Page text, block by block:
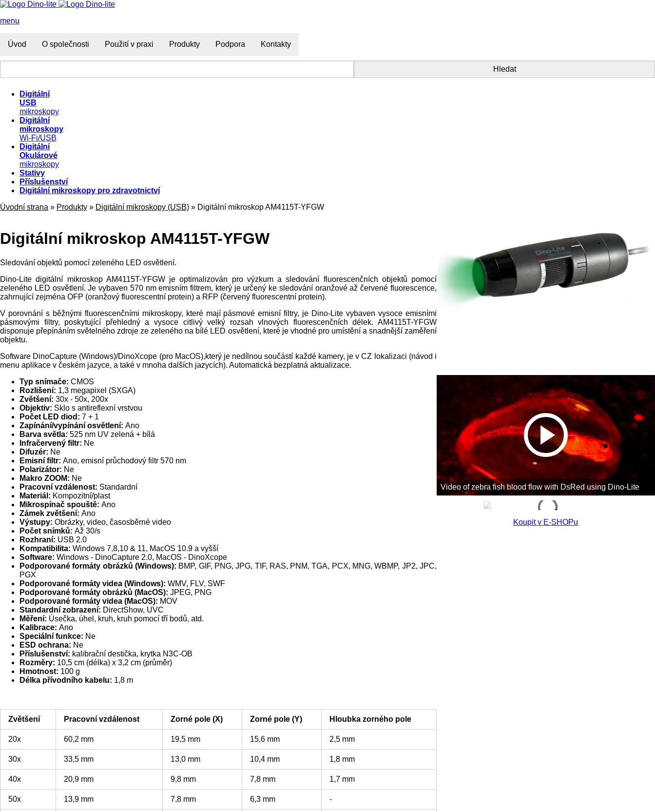
menu
Úvod O společnosti Použití v praxi Produkty Podpora Kontakty
Digitální
USB
mikroskopy
Digitální
mikroskopy
Wi-Fi/USB
Digitální
Okulárové
mikroskopy
Stativy
Příslušenství
Digitální mikroskopy pro zdravotnictví
Úvodní strana » Produkty » Digitální mikroskopy (USB) » Digitální mikroskop AM4115T-YFGW
Digitální mikroskop AM4115T-YFGW
Sledování objektů pomocí zeleného LED osvětlení.
Dino-Lite digitální mikroskop AM4115T-YFGW je optimalizován pro výzkum a sledování fluorescenčních objektů pomocí
zeleného LED osvětlení. Je vybaven 570 nm emisním filtrem, který je určený ke sledování oranžové až červené fluorescence,
zahrnující zejména OFP (oranžový fluorescentní protein) a RFP (červený fluorescentní protein).
V porovnání s běžnými fluorescenčními mikroskopy, které mají pásmové emisní filtry, je Dino-Lite vybaven vysoce emisními
pásmovými filtry, poskytující přehledný a vysoce citlivý velký rozsah vlnových fluorescenčních délek. AM4115T-YFGW
disponuje přepínáním světelného zdroje ze zeleného na bílé LED osvětlení, které je vhodné pro umístění a snadnější zaměření
objektu.
Software DinoCapture (Windows)/DinoXcope (pro MacOS),který je nedílnou součástí každé kamery, je v CZ lokalizaci (návod i
menu aplikace v českém jazyce, a také v mnoha dalších jazycích). Automatická bezplatná aktualizace.
Typ snímače: CMOS
Rozlišení: 1,3 megapixel (SXGA)
Zvětšení: 30x - 50x, 200x
Objektiv: Sklo s antireflexní vrstvou
Počet LED diod: 7 + 1
Zapínání/vypínání osvětlení: Ano
Barva světla: 525 nm UV zelená + bílá
Infračervený filtr: Ne
Difuzér: Ne
Emisní filtr: Ano, emisní průchodový filtr 570 nm
Polarizátor: Ne
Makro ZOOM: Ne
Pracovní vzdálenost: Standardní
Materiál: Kompozitní/plast
Mikrospínač spouště: Ano
Zámek zvětšení: Ano
Výstupy: Obrázky, video, časosběrné video
Počet snímků: Až 30/s
Rozhraní: USB 2.0
Kompatibilita: Windows 7,8,10 & 11, MacOS 10.9 a vyšší
Software: Windows - DinoCapture 2.0, MacOS - DinoXcope
Podporované formáty obrázků (Windows): BMP, GIF, PNG, JPG, TIF, RAS, PNM, TGA, PCX, MNG, WBMP, JP2, JPC,
PGX
Podporované formáty videa (Windows): WMV, FLV, SWF
Podporované formáty obrázků (MacOS): JPEG, PNG
Podporované formáty videa (MacOS): MOV
Standardní zobrazení: DirectShow, UVC
Měření: Úsečka, úhel, kruh, kruh pomocí tří bodů, atd.
Kalibrace: Ano
Speciální funkce: Ne
ESD ochrana: Ne
Příslušenství: kalibrační destička, krytka N3C-OB
Rozměry: 10,5 cm (délka) x 3,2 cm (průměr)
Hmotnost: 100 g
Délka přívodního kabelu: 1,8 m
Zvětšení Pracovní vzdálenost Zorné pole (X) Zorné pole (Y) Hloubka zorného pole
20x 60,2 mm 19,5 mm 15,6 mm 2,5 mm
30x 33,5 mm 13,0 mm 10,4 mm 1,8 mm
40x 20,9 mm 9,8 mm 7,8 mm 1,7 mm
50x 13,9 mm 7,8 mm 6,3 mm -
Video of zebra fish blood flow with DsRed using Dino-Lite
Koupit v E-SHOPu